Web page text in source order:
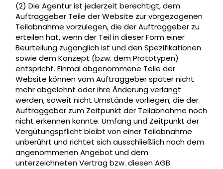
(2) Die Agentur ist jederzeit berechtigt, dem
Auftraggeber Teile der Website zur vorgezogenen
Teilabnahme vorzulegen, die der Auftraggeber zu
erteilen hat, wenn der Teil in dieser Form einer
Beurteilung zugänglich ist und den Spezifikationen
sowie dem Konzept (bzw. dem Prototypen)
entspricht. Einmal abgenommene Teile der
Website können vom Auftraggeber später nicht
mehr abgelehnt oder ihre Änderung verlangt
werden, soweit nicht Umstände vorliegen, die der
Auftraggeber zum Zeitpunkt der Teilabnahme noch
nicht erkennen konnte. Umfang und Zeitpunkt der
Vergütungspflicht bleibt von einer Teilabnahme
unberührt und richtet sich ausschließlich nach dem
angenommenen Angebot und dem
unterzeichneten Vertrag bzw. diesen AGB.